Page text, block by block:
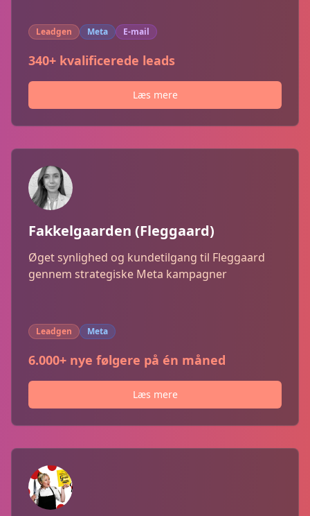
Leadgen Meta E-mail
340+ kvalificerede leads
Læs mere
Fakkelgaarden (Fleggaard)
Øget synlighed og kundetilgang til Fleggaard
gennem strategiske Meta kampagner
Leadgen Meta
6.000+ nye følgere på én måned
Læs mere